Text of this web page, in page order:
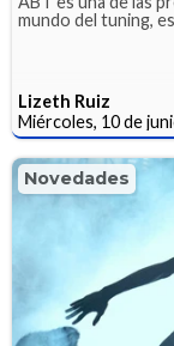
mundo del tuning,
Lizeth Ruiz
Miércoles, 10 de
Novedades